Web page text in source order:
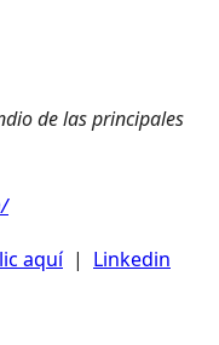
de las principales
aquí| Linkedin